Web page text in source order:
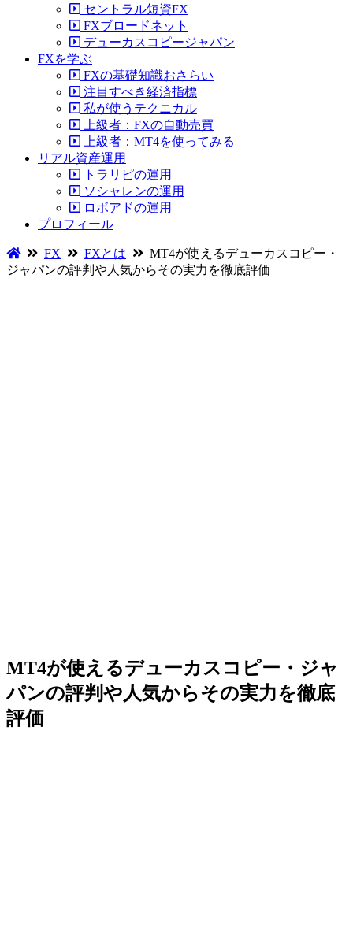
セントラル短資FX
FXブロードネット
デューカスコピージャパン
FXを学ぶ
FXの基礎知識おさらい
注目すべき経済指標
私が使うテクニカル
上級者：FXの自動売買
上級者：MT4を使ってみる
リアル資産運用
トラリピの運用
ソシャレンの運用
ロボアドの運用
プロフィール
FX FXとは
MT4が使えるデューカスコピー・
ジャパンの評判や人気からその実力を徹底評価
MT4が使えるデューカスコピー・ジャ
パンの評判や人気からその実力を徹底
評価